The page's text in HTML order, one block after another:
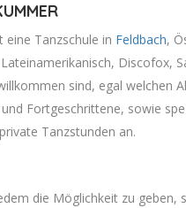
eine Tanzschule in Feldbach,
Discofox,
sind, egal welchen
Fortgeschrittene, sowie
Tanzstunden an.
die Möglichkeit zu geben,